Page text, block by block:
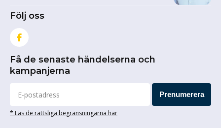
Följ oss
Få de senaste händelserna och
kampanjerna
Prenumerera
* Läs de rättsliga begränsningarna här